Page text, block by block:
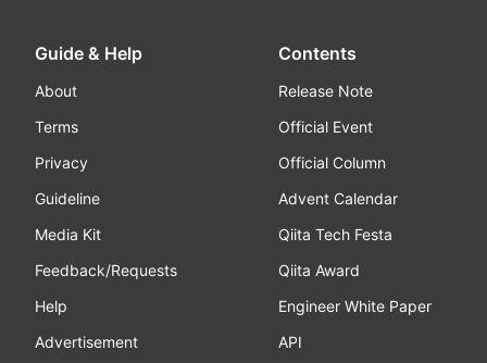
Guide & Help
About
Terms
Privacy
Guideline
Media Kit
Feedback/Requests
Help
Advertisement
Contents
Release Note
Official Event
Official Column
Advent Calendar
Qiita Tech Festa
Qiita Award
Engineer White Paper
API